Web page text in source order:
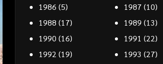
1986 (5) 1987 (10)
1988 (17) 1989 (13)
1990 (16) 1991 (22)
1992 (19) 1993 (27)